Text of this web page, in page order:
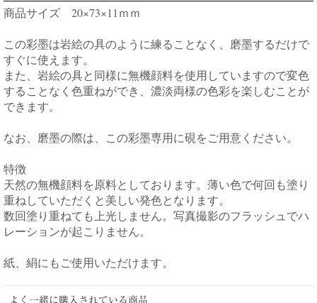
商品サイズ 20×73×11ｍｍ
この彩墨は岩絵の具のように練ることなく、磨墨するだけで
すぐに使えます。
また、岩絵の具と同様に無機顔料を使用していますので変色
することなく色重ねができ、濃淡両様の色彩を楽しむことが
できます。
なお、磨墨の際は、この彩墨専用に硯をご用意ください。
特徴
天然の無機顔料を原料としております。薄い色で何回も塗り
重ねしていただくと美しい発色となります。
数回塗り重ねても上光しません。写真撮影のフラッシュでハ
レーションが起こりません。
紙、絹にもご使用いただけます。
よく一緒に購入されている商品